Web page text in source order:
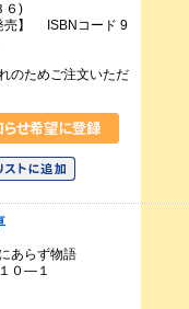
６)
売】 ISBNコード 9
のためご注文いただ
あらず物語
０―１